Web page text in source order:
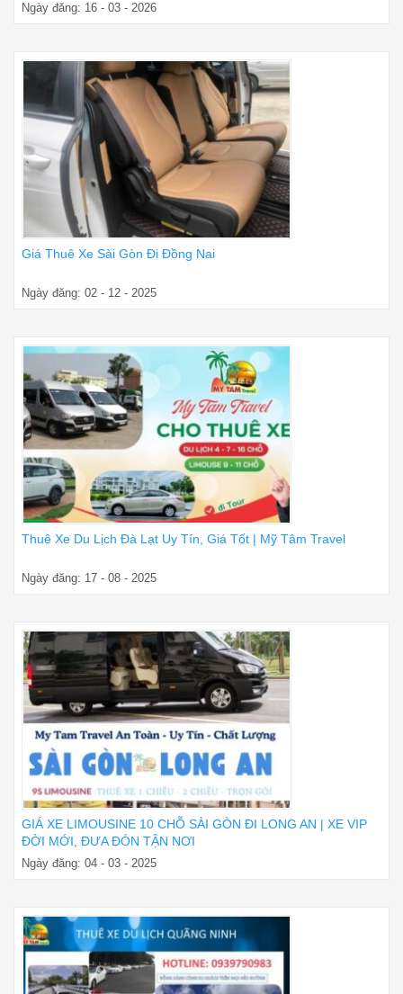
Ngày đăng: 16 - 03 - 2026
Giá Thuê Xe Sài Gòn Đi Đồng Nai
Ngày đăng: 02 - 12 - 2025
Thuê Xe Du Lịch Đà Lạt Uy Tín, Giá Tốt | Mỹ Tâm Travel
Ngày đăng: 17 - 08 - 2025
GIÁ XE LIMOUSINE 10 CHỖ SÀI GÒN ĐI LONG AN | XE VIP
ĐỜI MỚI, ĐƯA ĐÓN TẬN NƠI
Ngày đăng: 04 - 03 - 2025